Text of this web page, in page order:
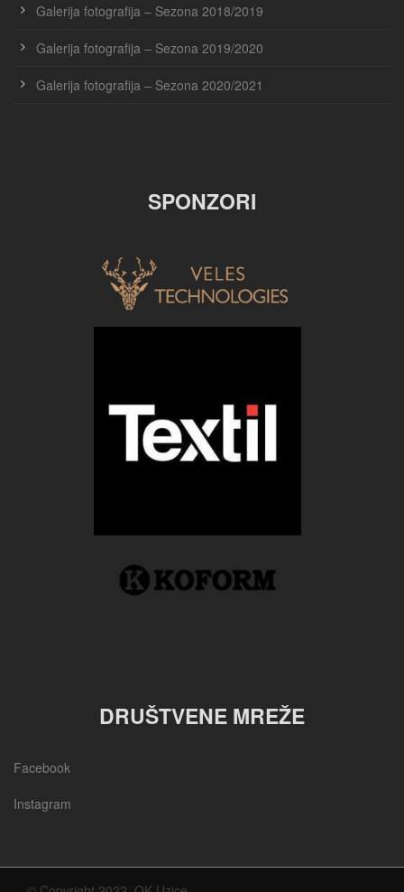
Galerija fotografija – Sezona 2018/2019
Galerija fotografija – Sezona 2019/2020
Galerija fotografija – Sezona 2020/2021
SPONZORI
DRUŠTVENE MREŽE
Facebook
Instagram